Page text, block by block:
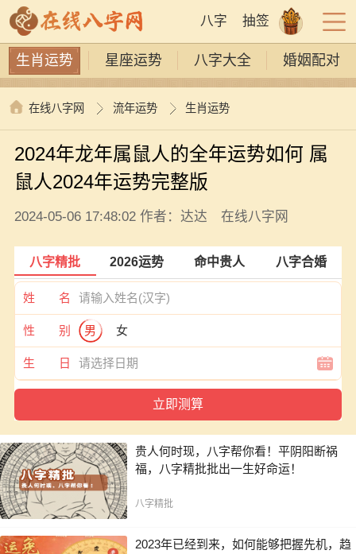
八字 抽签
生肖运势 星座运势 八字大全 婚姻配对
在线八字网 流年运势 生肖运势
2024年龙年属鼠人的全年运势如何 属
鼠人2024年运势完整版
2024-05-06 17:48:02 作者：达达 在线八字网
八字精批 2026运势 命中贵人 八字合婚
姓 名
性 别 男 女
生 日
贵人何时现，八字帮你看！平阴阳断祸
福，八字精批批出一生好命运！
八字精批
2023年已经到来，如何能够把握先机，趋